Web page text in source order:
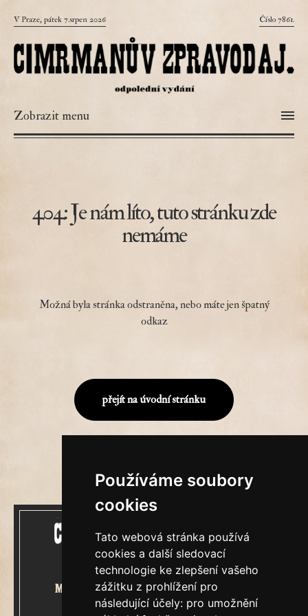
Používáme soubory
cookies
Tato webová stránka používá
cookies a další sledovací
technologie ke zlepšení vašeho
zážitku z prohlížení pro
následující účely: pro umožnění
V Praze, pátek 7.srpen 2026 Číslo 7861.
Zobrazit menu
404: Je nám líto, tuto stránku zde
nemáme
Možná byla stránka odstraněna, nebo máte jen špatný
odkaz
přejít na úvodní stránku
Mecenášem Cimrmanova Zpravodaje
je společnost